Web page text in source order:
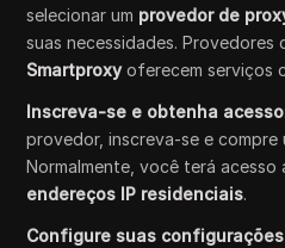
selecionar um provedor de
suas necessidades. Provedores
Smartproxyoferecem serviços
Inscreva-se e obtenha acesso
provedor, inscreva-se e compre
Normalmente, você terá acesso
endereços IP residenciais.
Configure suas